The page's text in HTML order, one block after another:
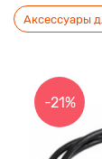
Аксессуары
-21%